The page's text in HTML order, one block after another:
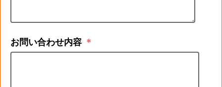
お問い合わせ内容 ＊